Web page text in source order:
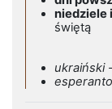
niedziele
świętą
ukraiński -